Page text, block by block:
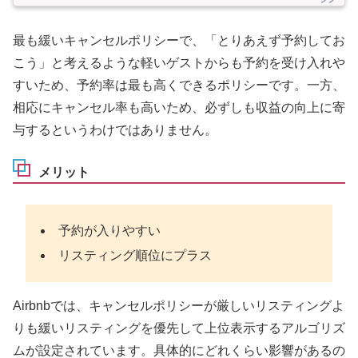
最も緩いキャンセルポリシーで、「とりあえず予約してお
こう」と考えるような軽いゲストからも予約を受け入れや
すいため、予約率は最も高くできるポリシーです。一方、
相応にキャンセル率も高いため、必ずしも収益の向上に寄
与するというわけではありません。
メリット
予約が入りやすい
リスティング順位にプラス
Airbnbでは、キャンセルポリシーが厳しいリスティングよ
りも緩いリスティングを優先して上位表示するアルゴリズ
ムが設定されています。具体的にどれくらい影響があるの